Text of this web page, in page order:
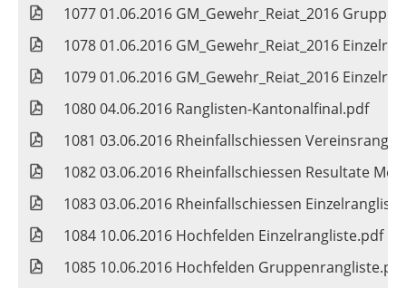
1077 01.06.2016 GM_Gewehr_Reiat_2016
1078 01.06.2016 GM_Gewehr_Reiat_2016
1079 01.06.2016 GM_Gewehr_Reiat_2016
1080 04.06.2016 Ranglisten-Kantonalfinal.pdf
1081 03.06.2016 Rheinfallschiessen
1082 03.06.2016 Rheinfallschiessen Resultate
1083 03.06.2016 Rheinfallschiessen
1084 10.06.2016 Hochfelden Einzelrangliste.pdf
1085 10.06.2016 Hochfelden Gruppenrangliste.pdf